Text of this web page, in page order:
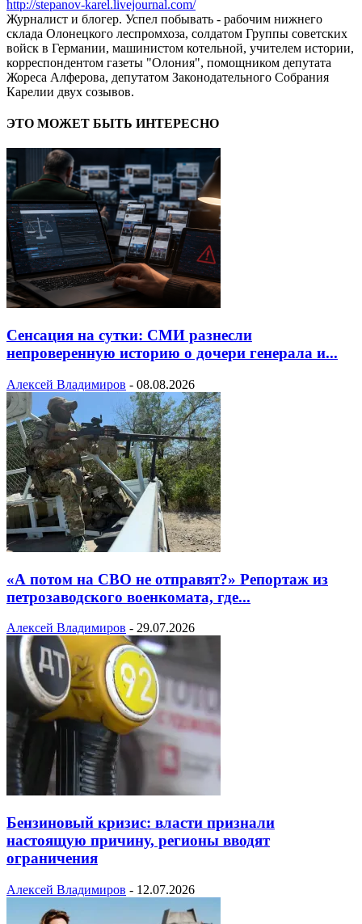
http://stepanov-karel.livejournal.com/
Журналист и блогер. Успел побывать - рабочим нижнего
склада Олонецкого леспромхоза, солдатом Группы советских
войск в Германии, машинистом котельной, учителем истории,
корреспондентом газеты "Олония", помощником депутата
Жореса Алферова, депутатом Законодательного Собрания
Карелии двух созывов.
ЭТО МОЖЕТ БЫТЬ ИНТЕРЕСНО
Сенсация на сутки: СМИ разнесли
непроверенную историю о дочери генерала и...
Алексей Владимиров - 08.08.2026
«А потом на СВО не отправят?» Репортаж из
петрозаводского военкомата, где...
Алексей Владимиров - 29.07.2026
Бензиновый кризис: власти признали
настоящую причину, регионы вводят
ограничения
Алексей Владимиров - 12.07.2026